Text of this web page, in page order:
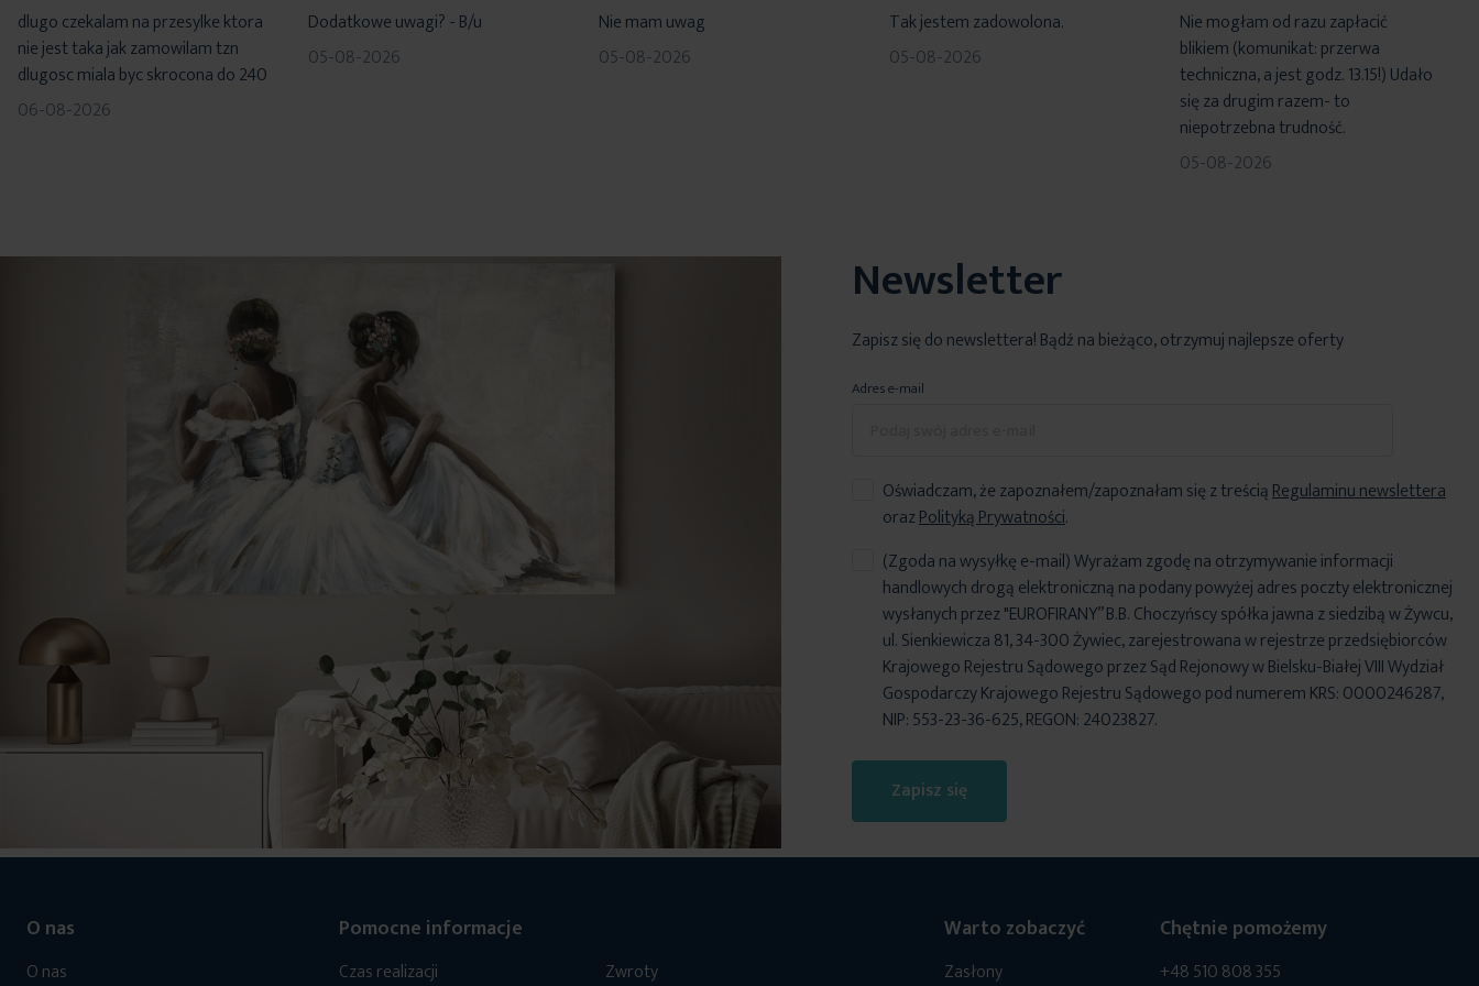
dlugo czekalam na przesylke ktora
nie jest taka jak zamowilam tzn
dlugosc miala byc skrocona do 240
06-08-2026
Dodatkowe uwagi? - B/u
05-08-2026
Nie mam uwag
05-08-2026
Tak jestem zadowolona.
05-08-2026
Nie mogłam od razu zapłacić
blikiem (komunikat: przerwa
techniczna, a jest godz. 13.15!) Udało
się za drugim razem- to
niepotrzebna trudność.
05-08-2026
Newsletter
Zapisz się do newslettera! Bądź na bieżąco, otrzymuj najlepsze oferty
Adres e-mail
Oświadczam, że zapoznałem/zapoznałam się z treściąRegulaminu newslettera
orazPolityką Prywatności.
Zapisz się
(Zgoda na wysyłkę e-mail) Wyrażam zgodę na otrzymywanie informacji
handlowych drogą elektroniczną na podany powyżej adres poczty elektronicznej
wysłanych przez "EUROFIRANY” B.B. Choczyńscy spółka jawna z siedzibą w Żywcu,
ul. Sienkiewicza 81, 34-300 Żywiec, zarejestrowana w rejestrze przedsiębiorców
Krajowego Rejestru Sądowego przez Sąd Rejonowy w Bielsku-Białej VIII Wydział
Gospodarczy Krajowego Rejestru Sądowego pod numerem KRS: 0000246287,
NIP: 553-23-36-625, REGON: 24023827.
O nas
O nas
Pomocne informacje
Czas realizacji Zwroty
Warto zobaczyć
Zasłony
Chętnie pomożemy
+48 510 808 355